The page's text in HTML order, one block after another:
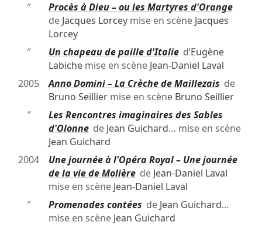
″
Procès à Dieu – ou les Martyres d'Orange
de Jacques Lorceymise en scène Jacques
Lorcey
″
Un chapeau de paille d'Italied’Eugène
Labichemise en scène Jean-Daniel Laval
2005
Anno Domini – La Crèche de Maillezais de
Bruno Seilliermise en scène Bruno Seillier
″
Les Rencontres imaginaires des Sables
d'Olonnede Jean Guichard… mise en scène
Jean Guichard
2004
Une journée à l'Opéra Royal – Une journée
de la vie de Molièrede Jean-Daniel Laval
mise en scène Jean-Daniel Laval
″
Promenades contées de Jean Guichard…
mise en scène Jean Guichard